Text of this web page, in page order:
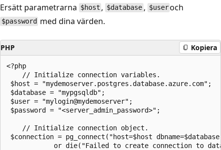
Ersätt parametrarna $host , $database , $useroch
$password med dina värden.
PHP Kopiera
<?php
// Initialize connection variables.
$host = "mydemoserver.postgres.database.azure.com";
$database = "mypgsqldb";
$user = "mylogin@mydemoserver";
$password = "<server_admin_password>";
// Initialize connection object.
$connection = pg_connect("host=$host
or die("Failed to create connection to